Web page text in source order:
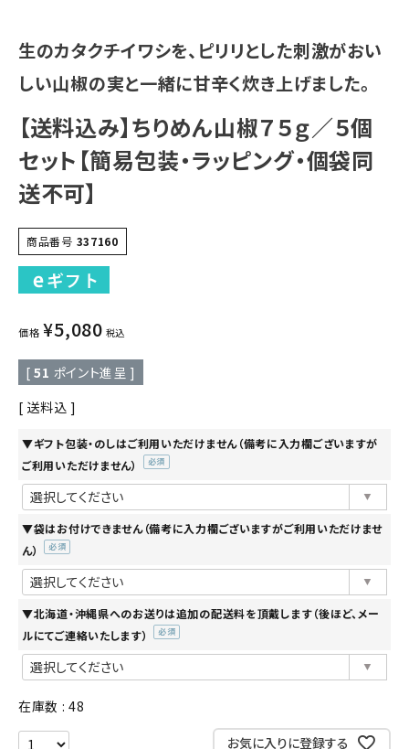
生のカタクチイワシを、ピリリとした刺激がおい
しい山椒の実と一緒に甘辛く炊き上げました。
【送料込み】ちりめん山椒７５ｇ／５個
セット【簡易包装・ラッピング・個袋同
送不可】
商品番号 337160
価格 ¥5,080 税込
[ 51 ポイント進呈 ]
送料込
▼ギフト包装・のしはご利用いただけません（備考に入力欄ございますが
ご利用いただけません）
▼袋はお付けできません（備考に入力欄ございますがご利用いただけませ
ん）
須)
▼北海道・沖縄県へのお送りは追加の配送料を頂戴します（後ほど、メー
ルにてご連絡いたします）
在庫数
48
お気に入りに登録する